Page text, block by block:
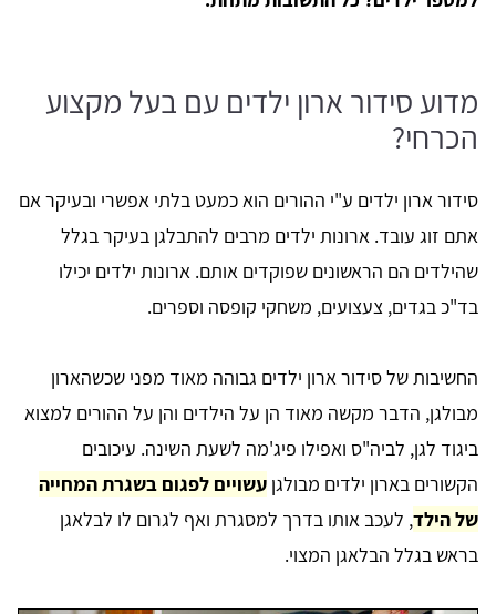
מדוע סידור ארון ילדים עם בעל מקצוע
הכרחי?
סידור ארון ילדים ע"י ההורים הוא כמעט בלתי אפשרי ובעיקר אם
אתם זוג עובד. ארונות ילדים מרבים להתבלגן בעיקר בגלל
שהילדים הם הראשונים שפוקדים אותם. ארונות ילדים יכילו
בד"כ בגדים, צעצועים, משחקי קופסה וספרים.
החשיבות של סידור ארון ילדים גבוהה מאוד מפני שכשהארון
מבולגן, הדבר מקשה מאוד הן על הילדים והן על ההורים למצוא
ביגוד לגן, לביה"ס ואפילו פיג'מה לשעת השינה. עיכובים
הקשורים בארון ילדים מבולגן עשויים לפגום בשגרת המחייה
של הילד, לעכב אותו בדרך למסגרת ואף לגרום לו לבלאגן
בראש בגלל הבלאגן המצוי.